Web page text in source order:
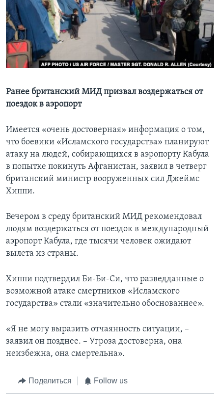
Learning English
СОЦИАЛЬНЫЕ СЕТИ
Языки
Ранее британский МИД призвал воздержаться от
поездок в аэропорт
Имеется «очень достоверная» информация о том,
что боевики «Исламского государства» планируют
атаку на людей, собирающихся в аэропорту Кабула
в попытке покинуть Афганистан, заявил в четверг
британский министр вооруженных сил Джеймс
Хиппи.
Вечером в среду британский МИД рекомендовал
людям воздержаться от поездок в международный
аэропорт Кабула, где тысячи человек ожидают
вылета из страны.
Хиппи подтвердил Би-Би-Си, что разведданные о
возможной атаке смертников «Исламского
государства» стали «значительно обоснованнее».
«Я не могу выразить отчаянность ситуации, –
заявил он позднее. – Угроза достоверна, она
неизбежна, она смертельна».
Поделиться Follow us